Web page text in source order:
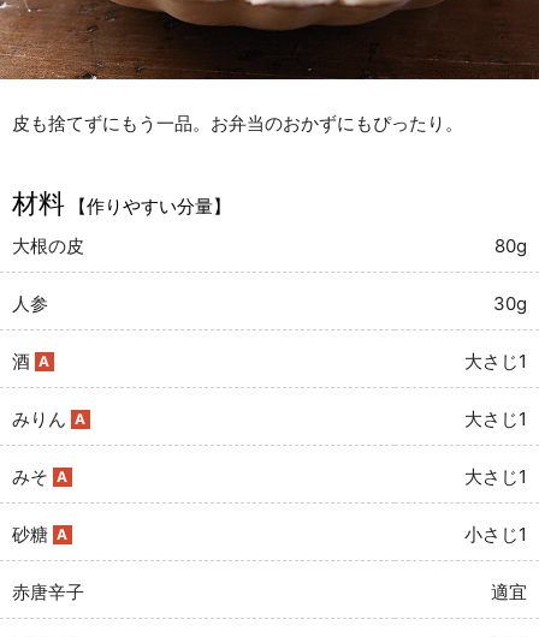
皮も捨てずにもう一品。お弁当のおかずにもぴったり。
材料
【作りやすい分量】
大根の皮
80g
人参 30g
酒 A 大さじ1
みりん A 大さじ1
みそ A 大さじ1
砂糖 A 小さじ1
赤唐辛子 適宜